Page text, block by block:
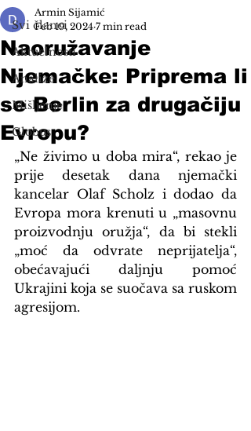
Svi članci
Aktuelnosti
Analize
Mišljenje
Globus
Naoružavanje
Njemačke: Priprema li
se Berlin za drugačiju
Evropu?
Armin Sijamić
Feb 19, 2024 7 min read
„Ne živimo u doba mira“, rekao je
prije desetak dana njemački
kancelar Olaf Scholz i dodao da
Evropa mora krenuti u „masovnu
proizvodnju oružja“, da bi stekli
„moć da odvrate neprijatelja“,
obećavajući daljnju pomoć
Ukrajini koja se suočava sa ruskom
agresijom.